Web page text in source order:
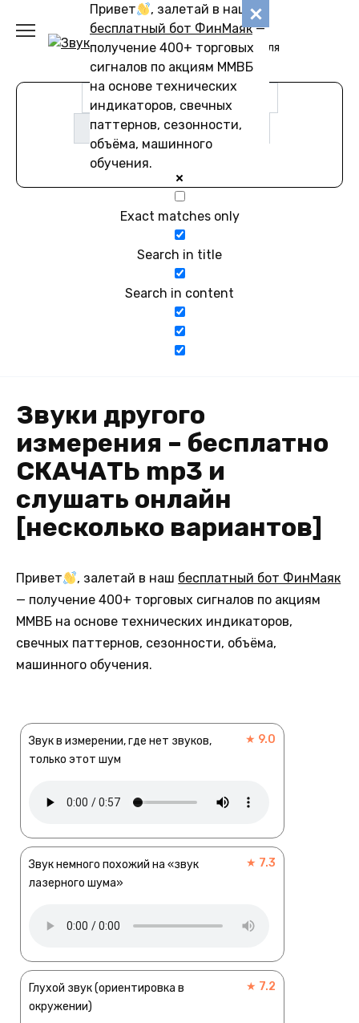
Привет
, залетай в наш
бесплатный бот ФинМаяк—
получение 400+ торговых
сигналов по акциям ММВБ
на основе технических
индикаторов, свечных
паттернов, сезонности,
объёма, машинного
обучения.
содержанию
Звуковику
Коллекции звуков для
скачивания
Exact matches only
Search in title
Search in content
Звуки другого
измерения – бесплатно
СКАЧАТЬ mp3 и
слушать онлайн
[несколько вариантов]
Привет , залетай в наш бесплатный бот ФинМаяк
— получение 400+ торговых сигналов по акциям
ММВБ на основе технических индикаторов,
свечных паттернов, сезонности, объёма,
машинного обучения.
Звук в измерении, где нет звуков,
только этот шум
★ 9.0
Звук немного похожий на «звук
лазерного шума»
★ 7.3
Глухой звук (ориентировка в
окружении)
★ 7.2